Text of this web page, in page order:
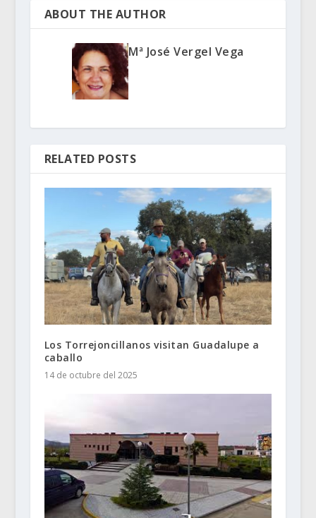
ABOUT THE AUTHOR
Mª José Vergel Vega
RELATED POSTS
Los Torrejoncillanos visitan Guadalupe a
caballo
14 de octubre del 2025